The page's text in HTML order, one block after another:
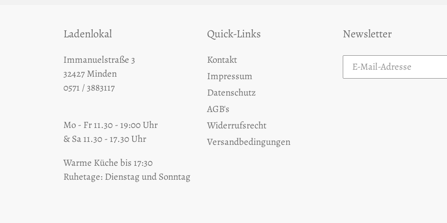
Ladenlokal
Immanuelstraße 3
32427 Minden
0571 / 3883117
Mo - Fr 11.30 - 19:00 Uhr
& Sa 11.30 - 17.30 Uhr
Warme Küche bis 17:30
Ruhetage: Dienstag und Sonntag
Quick-Links
Kontakt
Impressum
Datenschutz
AGB's
Widerrufsrecht
Versandbedingungen
Newsletter